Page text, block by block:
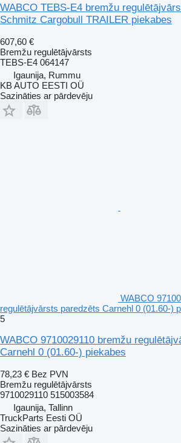
WABCO TEBS-E4 bremžu
Schmitz Cargobull TRAILER piekabes
607,60 €
Bremžu regulētājvārsts
TEBS-E4 064147
Igaunija, Rummu
KB AUTO EESTI OÜ
Sazināties ar pārdevēju
WABCO
regulētājvārsts paredzēts Carnehl 0 (01.60-)
5
WABCO 9710029110 bremžu
Carnehl 0 (01.60-) piekabes
78,23 € Bez PVN
Bremžu regulētājvārsts
9710029110 515003584
Igaunija, Tallinn
TruckParts Eesti OÜ
Sazināties ar pārdevēju